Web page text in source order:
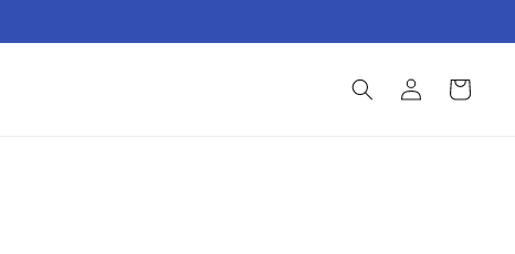
LoginKeranjang